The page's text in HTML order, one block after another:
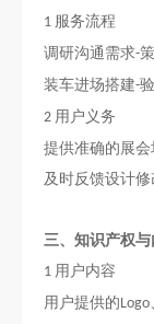
1 服务流程
调研沟通需求-
装车进场搭建-
2 用户义务
提供准确的展会
及时反馈设计修
三、知识产权
1 用户内容
用户提供的 Logo